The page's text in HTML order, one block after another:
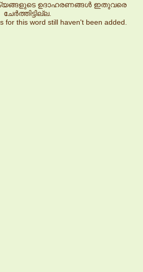
ഉദാഹരണങ്ങൾ ഇതുവരെ
ചേർത്തിട്ടില്ല.
for this word still haven't been added.